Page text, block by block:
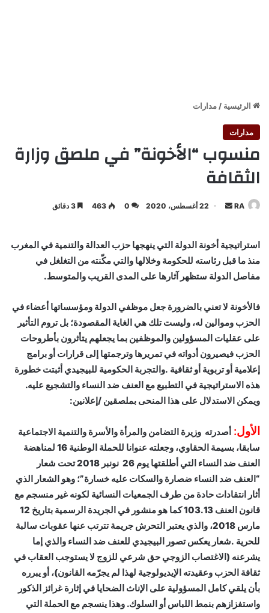
الرئيسية / مدارات
مدارات
منسوب “الأخونة” في ملصق وزارة
الثقافة
RA
أرسل 22 أغسطس، 2020 0
463
استراتيجية أخونة الدولة التي ينهجها حزب العدالة والتنمية في المغرب
منذ ما قبل رئاسته للحكومة وخلالها والتي مكّنته من التغلغل في
مفاصل الدولة ستظهر آثارها على المدى القريب والمتوسط.
فالأخونة لا تعني بالضرورة جعل موظفي الدولة ومؤسساتها أعضاء في
الحزب وموالين له، وليست تلك هي الغاية المقصودة؛ بل تروم التأثير
على عقليات المسؤولين والموظفين بما يجعلهم يتأثرون بأطروحات
الحزب فيصيرون أدواته في تمريرها وترجمتها إلى قرارات أو برامج
إعلامية أو تربوية أو ثقافية .والتجربة الحكومية للبيجيدي أثبتت خطورة
هذه الاستراتيجية في التطبيع مع العنف ضد النساء والتشجيع عليه.
ويمكن الاستدلال على هذا المنحى بملصقين /إعلانين:
الأول: أصدرته وزيرة التضامن والمرأة والأسرة والتنمية الاجتماعية
سابقا، بسيمة الحقاوي، وجعلته عنوانا للحملة الوطنية 16 لمناهضة
العنف ضد النساء التي أطلقتها يوم 26 نونبر 2018 تحت شعار
“العنف ضد النساء ضصارة والسكات عليه خسارة”؛ وهو الشعار الذي
أثار انتقادات حادة من طرف الجمعيات النسائية لكونه غير منسجم مع
قانون العنف 103.13 كما هو منشور في الجريدة الرسمية بتاريخ 12
مارس 2018، والذي يعتبر التحرش جريمة تترتب عنها عقوبات سالبة
للحرية .شعار يعكس تصور البيجيدي للعنف ضد النساء والذي إما
يشرعنه (الاغتصاب الزوجي حق شرعي للزوج لا يستوجب العقاب في
ثقافة الحزب وعقيدته الإيديولوجية لهذا لم يجرّمه القانون)، أو يبرره
بأن يلقي كامل المسؤولية على الإناث الضحايا في إثارة غرائز الذكور
واستفزازهم بنمط اللباس أو السلوك. وهذا ينسجم مع الحملة التي